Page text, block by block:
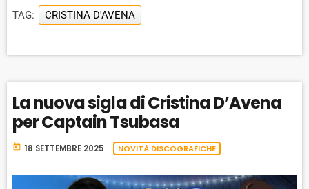
TAG: CRISTINA D'AVENA
La nuova sigla di Cristina D’Avena
per Captain Tsubasa
today 18 SETTEMBRE 2025 NOVITÀ DISCOGRAFICHE